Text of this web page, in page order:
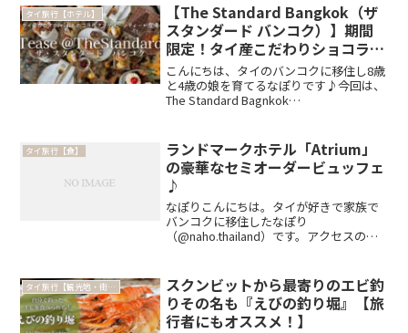
タイ旅行【ホテル】
【The Standard Bangkok（ザ
スタンダード バンコク）】期間
限定！タイ産こだわりショコラテ
ィエPridi Cacaoとのコラボアフ
タヌーンティー
こんにちは、タイのバンコクに移住し8歳
と4歳の娘を育てるなぽりです♪今回は、
The Standard Bagnkok
への訪問記です。The Standard...
タイ旅行【食】
ランドマークホテル「Atrium」
の豪華なセミオーダービュッフェ
♪
なぽりこんにちは。タイが好きで家族で
バンコクに移住したなぽり
（@naho.thailand）です。アクセスの良
ェ。タイ料理はもちろん、シーフード、
西洋料理、中華、...
タイ旅行【観光地・街歩き】
スクンビットから最寄りのエビ釣
りその名も『えびの釣り堀』【旅
行者にもオススメ！】